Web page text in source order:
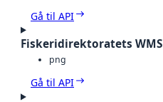
Gå til API
Fiskeridirektoratets WMS
png
Gå til API